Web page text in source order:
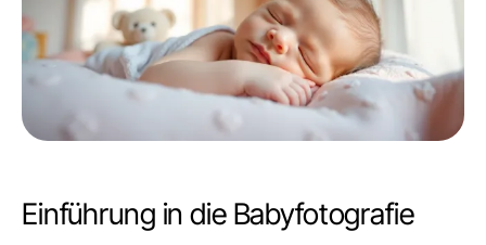
Einführung in die Babyfotografie